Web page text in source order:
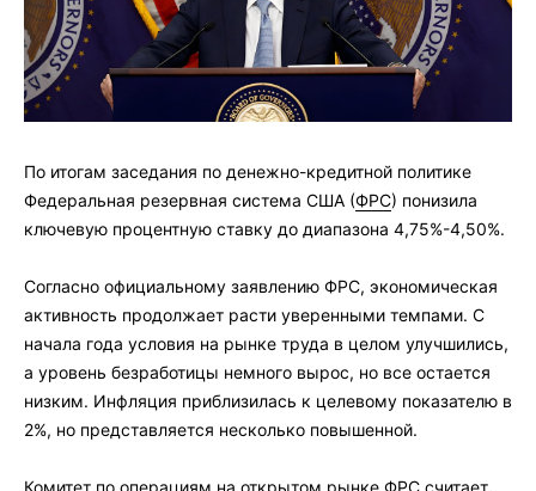
По итогам заседания по денежно-кредитной политике
Федеральная резервная система США (ФРС) понизила
ключевую процентную ставку до диапазона 4,75%-4,50%.
Согласно официальному заявлению ФРС, экономическая
активность продолжает расти уверенными темпами. С
начала года условия на рынке труда в целом улучшились,
а уровень безработицы немного вырос, но все остается
низким. Инфляция приблизилась к целевому показателю в
2%, но представляется несколько повышенной.
Комитет по операциям на открытом рынке ФРС считает,